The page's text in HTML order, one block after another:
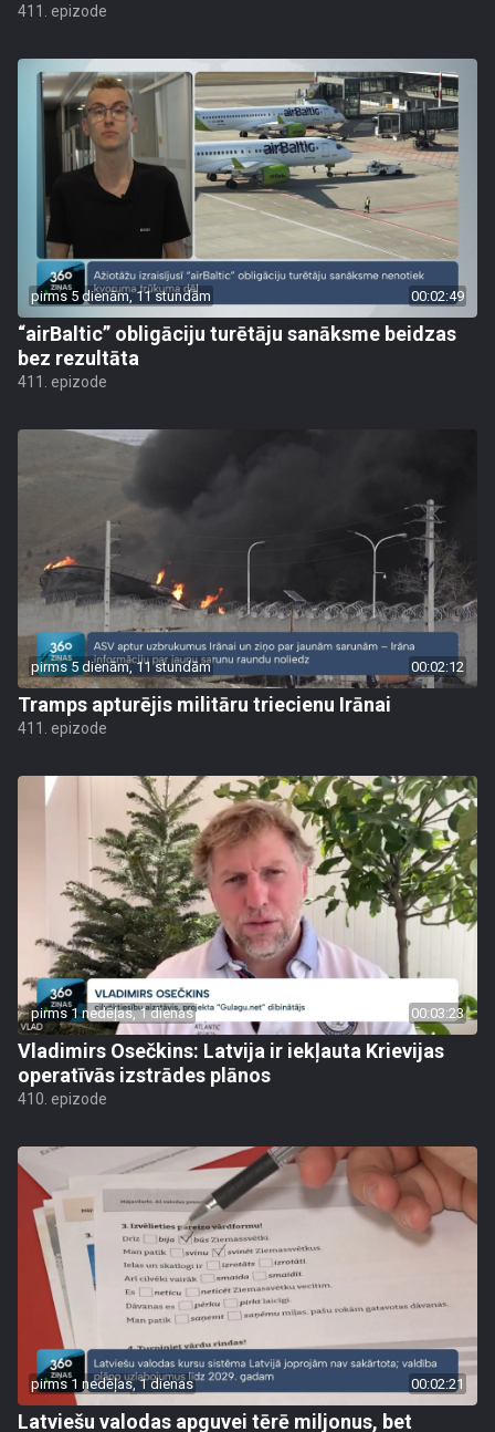
411. epizode
pirms 5 dienām, 11 stundām 00:02:49
“airBaltic” obligāciju turētāju sanāksme beidzas
bez rezultāta
411. epizode
pirms 5 dienām, 11 stundām 00:02:12
Tramps apturējis militāru triecienu Irānai
411. epizode
pirms 1 nedēļas, 1 dienas 00:03:23
Vladimirs Osečkins: Latvija ir iekļauta Krievijas
operatīvās izstrādes plānos
410. epizode
pirms 1 nedēļas, 1 dienas 00:02:21
Latviešu valodas apguvei tērē miljonus, bet